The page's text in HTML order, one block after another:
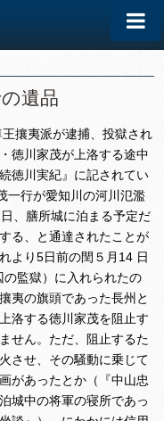
遺品
攘夷派が逮捕、投獄され
徳川家茂が上洛する途中
徳川実紀』に記されてい
一行が愛知川の河川氾濫
、膳所城に泊まる予定だ
る、と通達されたことが
より5日前の閏５月14 日
監獄）に入れられたの
夷の旗頭であった長州と
洛する徳川家茂を阻止す
せん。ただ、阻止するた
させ、その騒動に乗じて
があったとか（『中山忠
城中の将軍の寝所であっ